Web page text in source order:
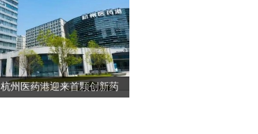
杭州医药港迎来首颗创新药